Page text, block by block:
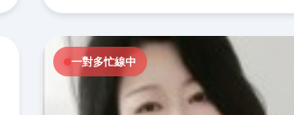
一對多忙線中